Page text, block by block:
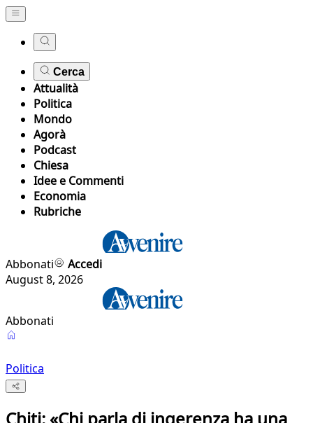
Cerca
Attualità
Politica
Mondo
Agorà
Podcast
Chiesa
Idee e Commenti
Economia
Rubriche
Abbonati
Accedi
August 8, 2026
Abbonati
Politica